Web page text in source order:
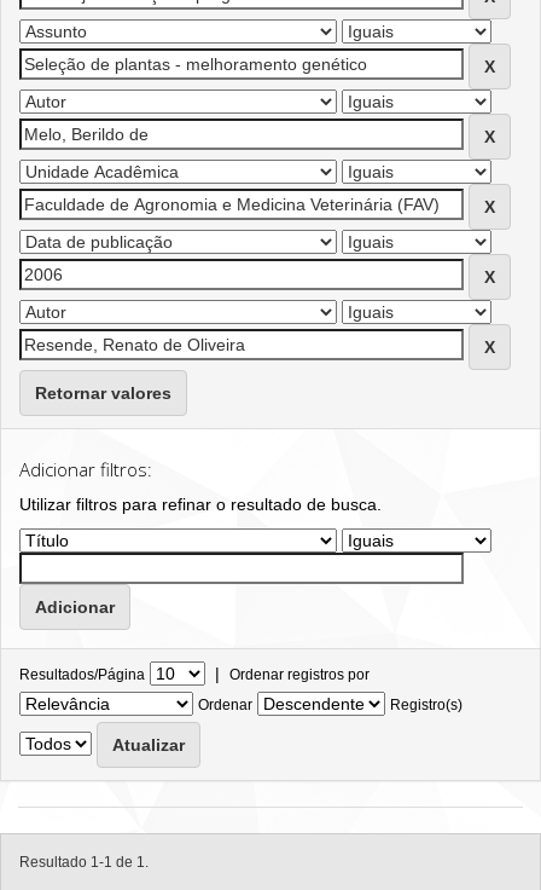
Retornar valores
Adicionar filtros:
Utilizar filtros para refinar o resultado de busca.
Resultados/Página | Ordenar registros por
Ordenar
Registro(s)
Resultado 1-1 de 1.